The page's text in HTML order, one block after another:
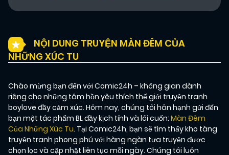
NỘI DUNG TRUYỆN MÀN ĐÊM CỦA
NHỮNG XÚC TU
Chào mừng bạn đến với Comic24h – không gian dành
riêng cho những tâm hồn yêu thích thế giới truyện tranh
boylove đầy cảm xúc. Hôm nay, chúng tôi hân hạnh gửi đến
bạn một tác phẩm BL đầy kịch tính và lôi cuốn: Màn Đêm
Của Những Xúc Tu. Tại Comic24h, bạn sẽ tìm thấy kho tàng
truyện tranh phong phú với hàng ngàn tựa truyện được
chọn lọc và cập nhật liên tục mỗi ngày. Chúng tôi luôn